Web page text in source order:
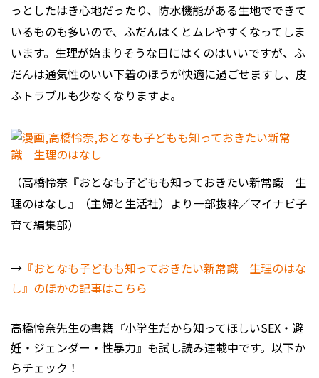
っとしたはき心地だったり、防水機能がある生地でできて
いるものも多いので、ふだんはくとムレやすくなってしま
います。生理が始まりそうな日にはくのはいいですが、ふ
だんは通気性のいい下着のほうが快適に過ごせますし、皮
ふトラブルも少なくなりますよ。
（高橋怜奈『おとなも子どもも知っておきたい新常識 生
理のはなし』（主婦と生活社）より一部抜粋／マイナビ子
育て編集部）
→ 『おとなも子どもも知っておきたい新常識 生理のはな
し』のほかの記事はこちら
高橋怜奈先生の書籍『小学生だから知ってほしいSEX・避
妊・ジェンダー・性暴力』も試し読み連載中です。以下か
らチェック！